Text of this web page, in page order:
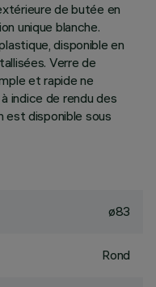
de butée en
unique blanche.
disponible en
Verre de
et rapide ne
indice de rendu des
est disponible sous
ø83
Rond